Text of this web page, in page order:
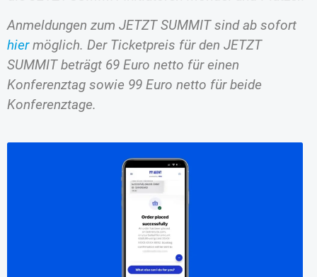
Anmeldungen zum JETZT SUMMIT sind ab sofort
hiermöglich. Der Ticketpreis für den JETZT
SUMMIT beträgt 69 Euro netto für einen
Konferenztag sowie 99 Euro netto für beide
Konferenztage.